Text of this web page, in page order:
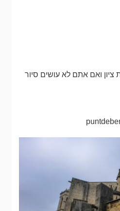
ציון ואם אתם לא עושים סיור